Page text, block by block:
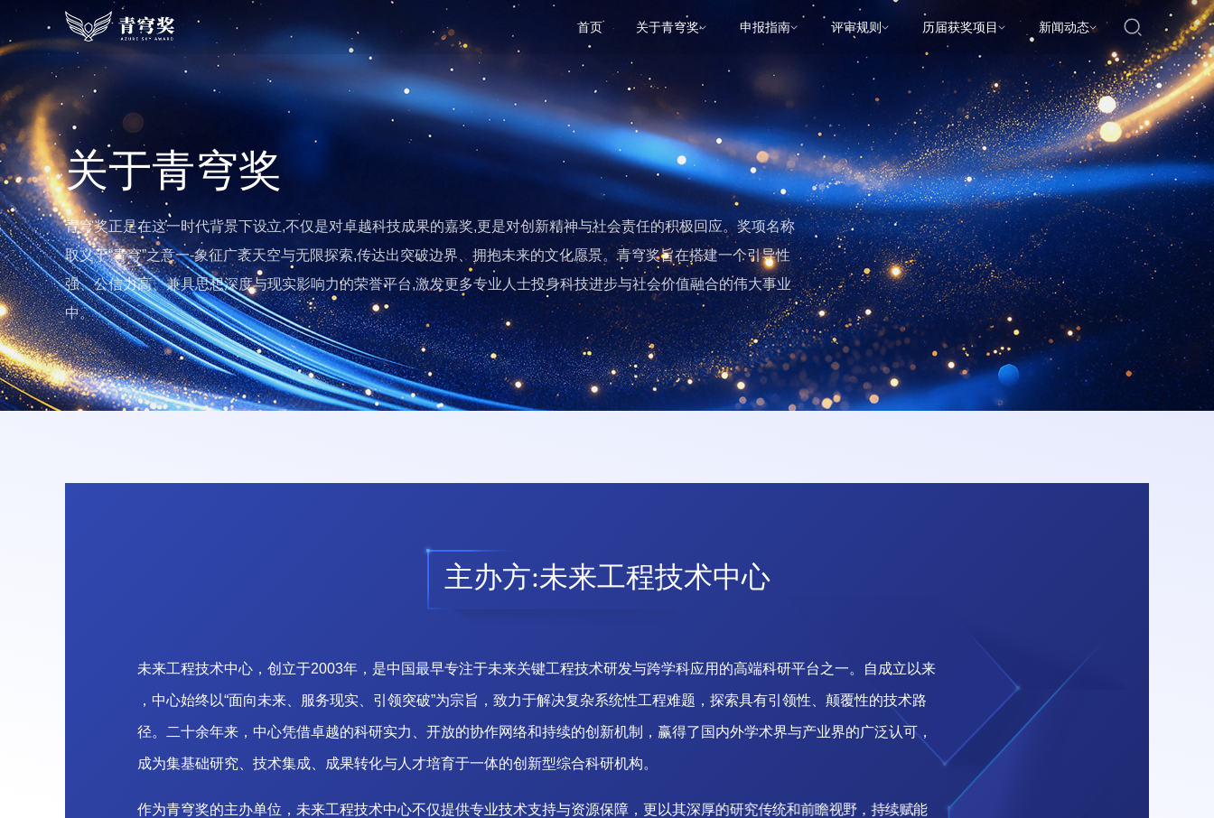
首页 关于青穹奖 申报指南 评审规则 历届获奖项目 新闻动态
关于青穹奖
青穹奖正是在这一时代背景下设立,不仅是对卓越科技成果的嘉奖,更是对创新精神与社会责任的积极回应。奖项名称
取义于“青穹”之意一-象征广袤天空与无限探索,传达出突破边界、拥抱未来的文化愿景。青穹奖旨在搭建一个引导性
强、公信力高、兼具思想深度与现实影响力的荣誉平台,激发更多专业人士投身科技进步与社会价值融合的伟大事业
中。
主办方:未来工程技术中心
未来工程技术中心 ， 创 立于2003年 ， 是中 国最早专注于未来关键工程技术研发与跨学科应用 的高端科研平台之一。 自 成立 以来
， 中心始终以“面向未来 服务现实 引 领突破”为宗旨 ， 致力于解决复杂系统性工程难题 ， 探索具有引 领性 颠覆性的技术路
径。 二十余年来 ， 中心凭借卓越的科研实力 开放的协作网络和持续的创 新机制 ， 赢得了 国 内外学术界与产业界的广泛认可，
成为集基础研究 技术集成 成果转化与 人 才培育于一体的创 新型综合科研机构。
作为青穹奖的主办单位 ， 未来工程技术中心不仅提供专业技术支持与资源保障 ， 更 以其深厚的研究传统和前瞻视野 ，持续赋能